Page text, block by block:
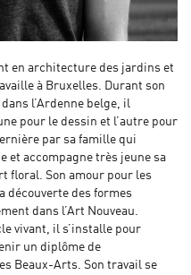
en architecture des jardins et
à Bruxelles. Durant son
l’Ardenne belge, il
pour le dessin et l’autre pour
par sa famille qui
et accompagne très jeune sa
floral. Son amour pour les
découverte des formes
dans l’Art Nouveau.
vivant, il s’installe pour
un diplôme de
Beaux-Arts. Son travail se